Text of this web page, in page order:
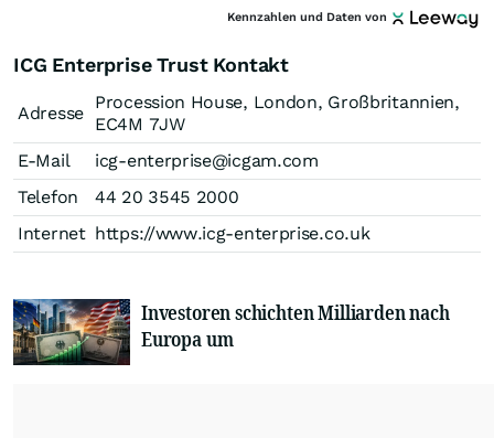
Kennzahlen und Daten von
ICG Enterprise Trust Kontakt
Adresse
Procession House, London, Großbritannien,
EC4M 7JW
E-Mail
icg-enterprise@icgam.com
Telefon
44 20 3545 2000
Internet https://www.icg-enterprise.co.uk
Investoren schichten Milliarden nach
Europa um